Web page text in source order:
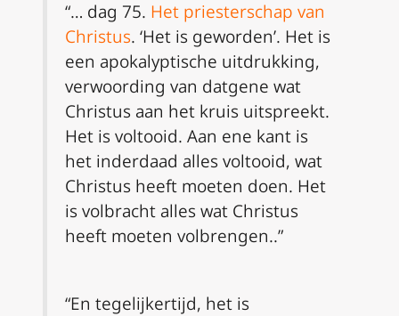
“… dag 75. Het priesterschap van
Christus. ‘Het is geworden’. Het is
een apokalyptische uitdrukking,
verwoording van datgene wat
Christus aan het kruis uitspreekt.
Het is voltooid. Aan ene kant is
het inderdaad alles voltooid, wat
Christus heeft moeten doen. Het
is volbracht alles wat Christus
heeft moeten volbrengen..”
“En tegelijkertijd, het is